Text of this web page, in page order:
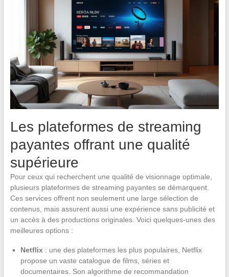
Les plateformes de streaming
payantes offrant une qualité
supérieure
Pour ceux qui recherchent une qualité de visionnage optimale,
plusieurs plateformes de streaming payantes se démarquent.
Ces services offrent non seulement une large sélection de
contenus, mais assurent aussi une expérience sans publicité et
un accès à des productions originales. Voici quelques-unes des
meilleures options :
Netflix: une des plateformes les plus populaires, Netflix
propose un vaste catalogue de films, séries et
documentaires. Son algorithme de recommandation